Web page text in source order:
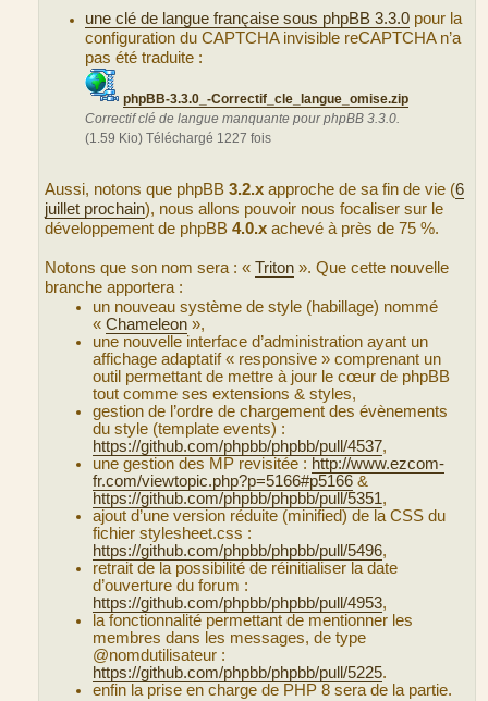
une clé de langue française sous phpBB 3.3.0 pour la
configuration du CAPTCHA invisible reCAPTCHA n’a
pas été traduite :
phpBB-3.3.0_-Correctif_cle_langue_omise.zip
Correctif clé de langue manquante pour phpBB 3.3.0.
(1.59 Kio) Téléchargé 1227 fois
Aussi, notons que phpBB 3.2.x approche de sa fin de vie (6
juillet prochain), nous allons pouvoir nous focaliser sur le
développement de phpBB 4.0.x achevé à près de 75 %.
Notons que son nom sera : « Triton ». Que cette nouvelle
branche apportera :
un nouveau système de style (habillage) nommé
«Chameleon »,
une nouvelle interface d’administration ayant un
affichage adaptatif « responsive » comprenant un
outil permettant de mettre à jour le cœur de phpBB
tout comme ses extensions & styles,
gestion de l’ordre de chargement des évènements
du style (template events) :
https://github.com/phpbb/phpbb/pull/4537,
une gestion des MP revisitée : http://www.ezcom-
fr.com/viewtopic.php?p=5166#p5166 &
https://github.com/phpbb/phpbb/pull/5351,
ajout d’une version réduite (minified) de la CSS du
fichier stylesheet.css :
https://github.com/phpbb/phpbb/pull/5496,
retrait de la possibilité de réinitialiser la date
d’ouverture du forum :
https://github.com/phpbb/phpbb/pull/4953,
la fonctionnalité permettant de mentionner les
membres dans les messages, de type
@nomdutilisateur :
https://github.com/phpbb/phpbb/pull/5225.
enfin la prise en charge de PHP 8 sera de la partie.